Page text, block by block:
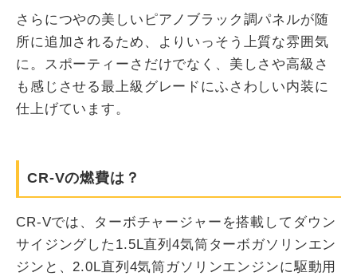
さらにつやの美しいピアノブラック調パネルが随
所に追加されるため、よりいっそう上質な雰囲気
に。スポーティーさだけでなく、美しさや高級さ
も感じさせる最上級グレードにふさわしい内装に
仕上げています。
CR-Vの燃費は？
CR-Vでは、ターボチャージャーを搭載してダウン
サイジングした1.5L直列4気筒ターボガソリンエン
ジンと、2.0L直列4気筒ガソリンエンジンに駆動用